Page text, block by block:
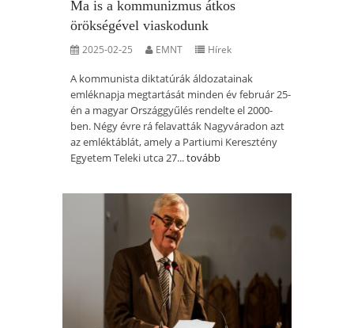
Ma is a kommunizmus átkos
örökségével viaskodunk
2025-02-25 EMNT Hírek
A kommunista diktatúrák áldozatainak
emléknapja megtartását minden év február 25-
én a magyar Országgyűlés rendelte el 2000-
ben. Négy évre rá felavatták Nagyváradon azt
az emléktáblát, amely a Partiumi Keresztény
Egyetem Teleki utca 27...tovább